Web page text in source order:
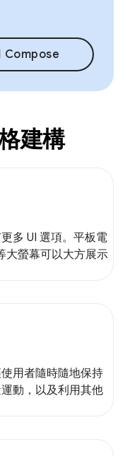
Compose
建構
多 UI 選項。平板電
大螢幕可以大方展示
用者隨時隨地保持
動，以及利用其他